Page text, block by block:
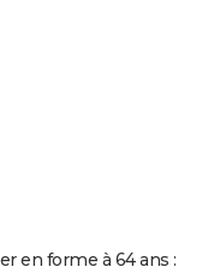
en forme à 64 ans :